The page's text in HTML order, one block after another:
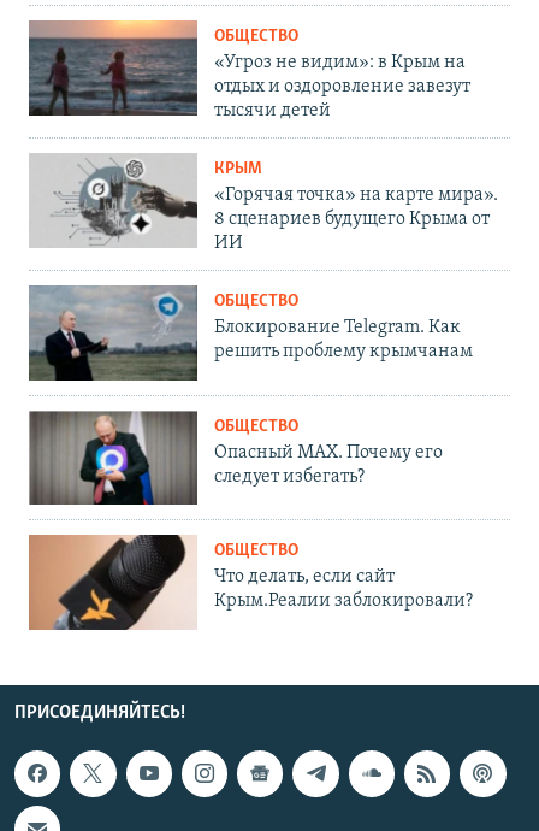
ОБЩЕСТВО
«Угроз не видим»: в Крым на
отдых и оздоровление завезут
тысячи детей
КРЫМ
«Горячая точка» на карте мира».
8 сценариев будущего Крыма от
ИИ
ОБЩЕСТВО
Блокирование Telegram. Как
решить проблему крымчанам
ОБЩЕСТВО
Опасный MAX. Почему его
следует избегать?
ОБЩЕСТВО
Что делать, если сайт
Крым.Реалии заблокировали?
ПРИСОЕДИНЯЙТЕСЬ!